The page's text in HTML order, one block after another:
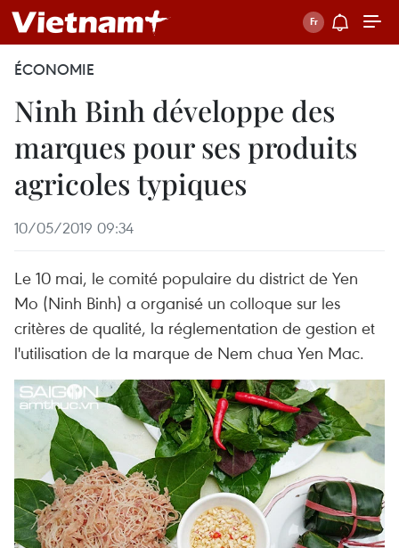
ÉCONOMIE
Ninh Binh développe des
marques pour ses produits
agricoles typiques
10/05/2019 09:34
Le 10 mai, le comité populaire du district de Yen
Mo (Ninh Binh) a organisé un colloque sur les
critères de qualité, la réglementation de gestion et
l'utilisation de la marque de Nem chua Yen Mac.